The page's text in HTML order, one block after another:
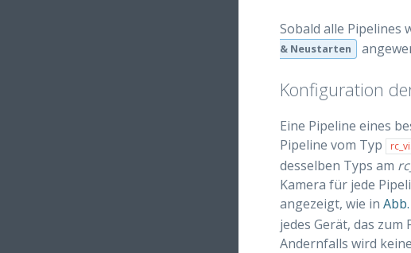
Sobald alle Pipelines
& Neustarten
Konfiguration
Eine Pipeline eines
Pipeline vom Typ
desselben Typs am
Kamera für jede
angezeigt, wie in
jedes Gerät, das
Andernfalls wird